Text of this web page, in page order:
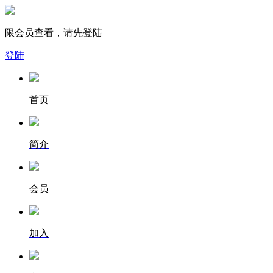
限会员查看，请先登陆
登陆
首页
简介
会员
加入